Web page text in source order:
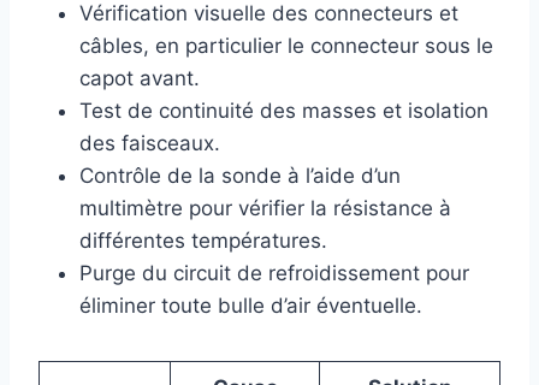
Vérification visuelle des connecteurs et
câbles, en particulier le connecteur sous le
capot avant.
Test de continuité des masses et isolation
des faisceaux.
Contrôle de la sonde à l’aide d’un
multimètre pour vérifier la résistance à
différentes températures.
Purge du circuit de refroidissement pour
éliminer toute bulle d’air éventuelle.